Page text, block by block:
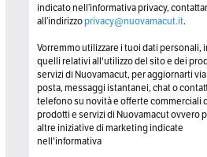
indicato nell’informativa privacy,
all’indirizzoprivacy@nuovamacut.it.
Vorremmo utilizzare i tuoi dati personali,
quelli relativi all'utilizzo del sito e dei
servizi di Nuovamacut, per aggiornarti
posta, messaggi istantanei, chat o
telefono su novità e offerte commerciali
prodotti e servizi di Nuovamacut ovvero
altre iniziative di marketing indicate
nell'informativa